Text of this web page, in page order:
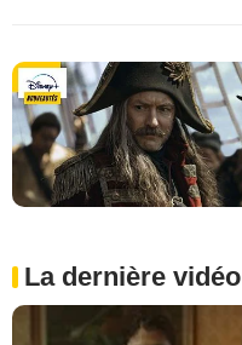
La dernière vidéo